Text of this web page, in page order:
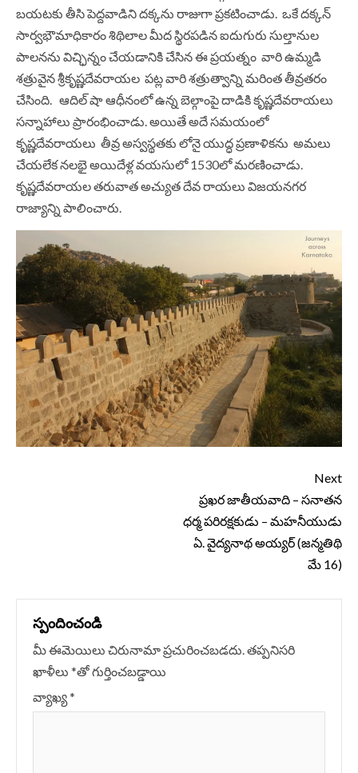
బయటకు తీసి పెద్దవాడిని దక్కను రాజుగా ప్రకటించాడు. ఒకే దక్కన్
సార్వభౌమాధికారం శిథిలాల మీద స్థిరపడిన ఐదుగురు సుల్తానుల
పాలనను విచ్ఛిన్నం చేయడానికి చేసిన ఈ ప్రయత్నం వారి ఉమ్మడి
శత్రువైన శ్రీకృష్ణదేవరాయల పట్ల వారి శత్రుత్వాన్ని మరింత తీవ్రతరం
చేసింది. ఆదిల్ షా ఆధీనంలో ఉన్న బెల్గాంపై దాడికి కృష్ణదేవరాయలు
సన్నాహాలు ప్రారంభించాడు. అయితే అదే సమయంలో
కృష్ణదేవరాయలు తీవ్ర అస్వస్థతకు లోనై యుద్ధ ప్రణాళికను అమలు
చేయలేక నలభై అయిదేళ్ల వయసులో 1530లో మరణించాడు.
కృష్ణదేవరాయల తరువాత అచ్యుత దేవ రాయలు విజయనగర
రాజ్యాన్ని పాలించారు.
Next
ప్రఖర జాతీయవాది – సనాతన
ధర్మ పరిరక్షకుడు – మహనీయుడు
ఏ. వైద్యనాథ అయ్యర్ (జన్మతిథి
మే 16)
స్పందించండి
మీ ఈమెయిలు చిరునామా ప్రచురించబడదు.తప్పనిసరి
ఖాళీలు *‌తో గుర్తించబడ్డాయి
వ్యాఖ్య*